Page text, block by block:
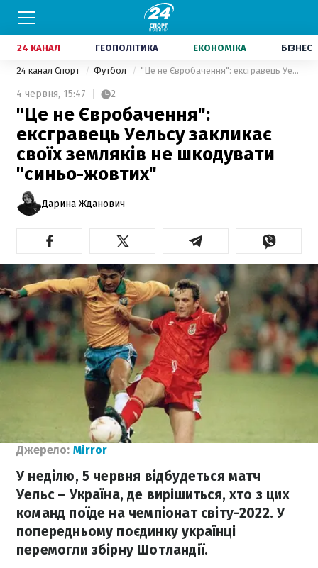
24 КАНАЛ ГЕОПОЛІТИКА ЕКОНОМІКА БІЗНЕС
24 канал Спорт Футбол "Це не Євробачення": ексгравець Уельсу закликає своїх земляків не шкодувати "синьо-жовтих"
4 червня, 15:47 2
"Це не Євробачення":
ексгравець Уельсу закликає
своїх земляків не шкодувати
"синьо-жовтих"
Дарина Жданович
Джерело: Mirror
У неділю, 5 червня відбудеться матч
Уельс – Україна, де вирішиться, хто з цих
команд поїде на чемпіонат світу-2022. У
попередньому поєдинку українці
перемогли збірну Шотландії.